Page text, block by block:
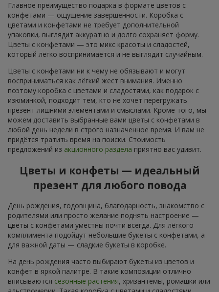
Главное преимущество подарка в формате цветов с
конфетами — ощущение завершённости. Коробка с
цветами и конфетами не требует дополнительной
упаковки, выглядит аккуратно и долго сохраняет форму.
Цветы с конфетами — это микс красоты и сладостей,
который легко воспринимается и не выглядит случайным.
Цветы с конфетами ни к чему не обязывают и могут
восприниматься как лёгкий жест внимания. Именно
поэтому коробка с цветами и сладостями, как подарок с
изюминкой, подходит тем, кто не хочет перегружать
презент лишними элементами и смыслами. Кроме того, мы
можем доставить выбранные вами цветы с конфетами в
любой день недели в строго назначенное время. И вам не
придётся тратить время на поиски. Стоимость
предложений из акционного раздела приятно вас удивит.
Цветы и конфеты — идеальный
презент для любого повода
День рождения, годовщина, благодарность, знакомство с
родителями или просто желание поднять настроение —
цветы с конфетами уместны почти всегда. Для лёгкого
комплимента подойдут небольшие букеты с конфетами, а
для важной даты — сладкие букеты в коробке.
На день рождения часто выбирают букеты из цветов и
конфет в яркой палитре. В такие композиции отлично
вписываются сезонные растения, хризантемы, ромашки или